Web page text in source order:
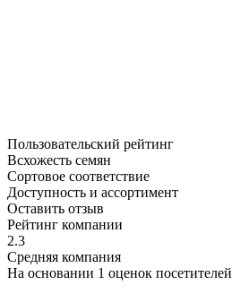
Пользовательский рейтинг
Всхожесть семян
Сортовое соответствие
Доступность и ассортимент
Оставить отзыв
Рейтинг компании
2.3
Средняя компания
На основании 1 оценок посетителей